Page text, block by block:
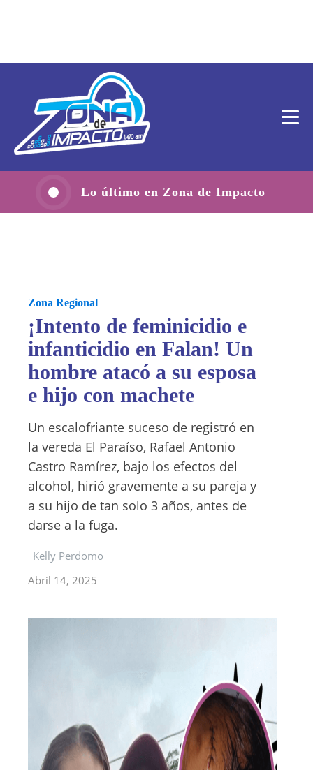
Lo último en Zona de Impacto
Zona Regional
¡Intento de feminicidio e
infanticidio en Falan! Un
hombre atacó a su esposa
e hijo con machete
Un escalofriante suceso de registró en
la vereda El Paraíso, Rafael Antonio
Castro Ramírez, bajo los efectos del
alcohol, hirió gravemente a su pareja y
a su hijo de tan solo 3 años, antes de
darse a la fuga.
Kelly Perdomo
Abril 14, 2025